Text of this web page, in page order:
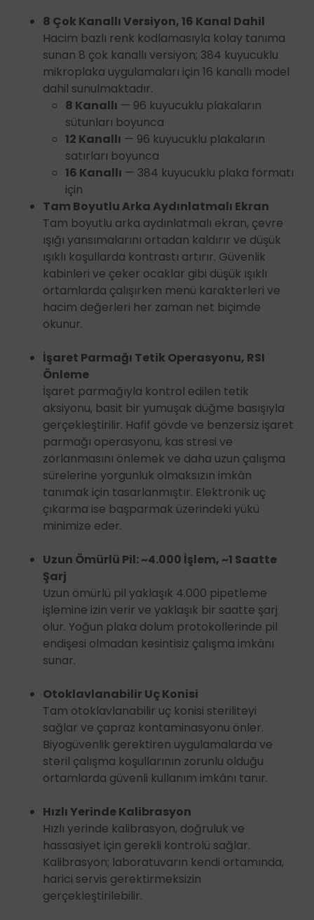
8 Çok Kanallı Versiyon, 16 Kanal Dahil
Hacim bazlı renk kodlamasıyla kolay tanıma
sunan 8 çok kanallı versiyon; 384 kuyucuklu
mikroplaka uygulamaları için 16 kanallı model
dahil sunulmaktadır.
8 Kanallı — 96 kuyucuklu plakaların
sütunları boyunca
12 Kanallı — 96 kuyucuklu plakaların
satırları boyunca
16 Kanallı — 384 kuyucuklu plaka formatı
için
Tam Boyutlu Arka Aydınlatmalı Ekran
Tam boyutlu arka aydınlatmalı ekran, çevre
ışığı yansımalarını ortadan kaldırır ve düşük
ışıklı koşullarda kontrastı artırır. Güvenlik
kabinleri ve çeker ocaklar gibi düşük ışıklı
ortamlarda çalışırken menü karakterleri ve
hacim değerleri her zaman net biçimde
okunur.
İşaret Parmağı Tetik Operasyonu, RSI
Önleme
İşaret parmağıyla kontrol edilen tetik
aksiyonu, basit bir yumuşak düğme basışıyla
gerçekleştirilir. Hafif gövde ve benzersiz işaret
parmağı operasyonu, kas stresi ve
zorlanmasını önlemek ve daha uzun çalışma
sürelerine yorgunluk olmaksızın imkân
tanımak için tasarlanmıştır. Elektronik uç
çıkarma ise başparmak üzerindeki yükü
minimize eder.
Uzun Ömürlü Pil: ~4.000 İşlem, ~1 Saatte
Şarj
Uzun ömürlü pil yaklaşık 4.000 pipetleme
işlemine izin verir ve yaklaşık bir saatte şarj
olur. Yoğun plaka dolum protokollerinde pil
endişesi olmadan kesintisiz çalışma imkânı
sunar.
Otoklavlanabilir Uç Konisi
Tam otoklavlanabilir uç konisi steriliteyi
sağlar ve çapraz kontaminasyonu önler.
Biyogüvenlik gerektiren uygulamalarda ve
steril çalışma koşullarının zorunlu olduğu
ortamlarda güvenli kullanım imkânı tanır.
Hızlı Yerinde Kalibrasyon
Hızlı yerinde kalibrasyon, doğruluk ve
hassasiyet için gerekli kontrolü sağlar.
Kalibrasyon; laboratuvarın kendi ortamında,
harici servis gerektirmeksizin
gerçekleştirilebilir.